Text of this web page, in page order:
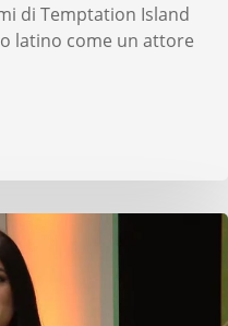
di Temptation Island
latino come un attore